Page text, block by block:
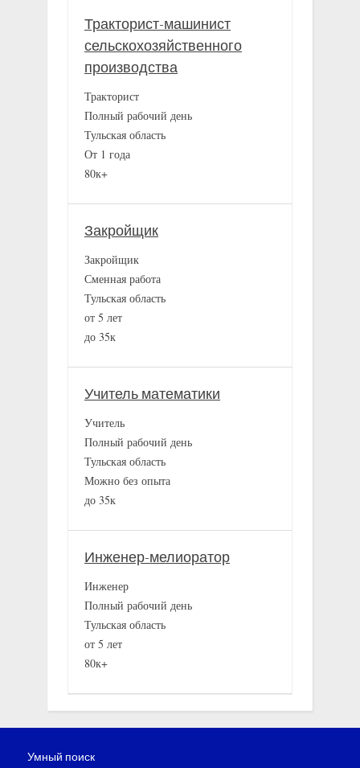
Тракторист-машинист
сельскохозяйственного
производства
Тракторист
Полный рабочий день
Тульская область
От 1 года
80к+
Закройщик
Закройщик
Сменная работа
Тульская область
от 5 лет
до 35к
Учитель математики
Учитель
Полный рабочий день
Тульская область
Можно без опыта
до 35к
Инженер-мелиоратор
Инженер
Полный рабочий день
Тульская область
от 5 лет
80к+
Умный поиск